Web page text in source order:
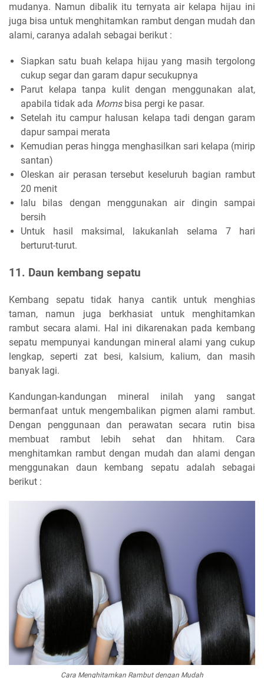
mudanya. Namun dibalik itu ternyata air kelapa hijau ini
juga bisa untuk menghitamkan rambut dengan mudah dan
alami, caranya adalah sebagai berikut :
Siapkan satu buah kelapa hijau yang masih tergolong
cukup segar dan garam dapur secukupnya
Parut kelapa tanpa kulit dengan menggunakan alat,
apabila tidak ada Momsbisa pergi ke pasar.
Setelah itu campur halusan kelapa tadi dengan garam
dapur sampai merata
Kemudian peras hingga menghasilkan sari kelapa (mirip
santan)
Oleskan air perasan tersebut keseluruh bagian rambut
20 menit
lalu bilas dengan menggunakan air dingin sampai
bersih
Untuk hasil maksimal, lakukanlah selama 7 hari
berturut-turut.
11. Daun kembang sepatu
Kembang sepatu tidak hanya cantik untuk menghias
taman, namun juga berkhasiat untuk menghitamkan
rambut secara alami. Hal ini dikarenakan pada kembang
sepatu mempunyai kandungan mineral alami yang cukup
lengkap, seperti zat besi, kalsium, kalium, dan masih
banyak lagi.
Kandungan-kandungan mineral inilah yang sangat
bermanfaat untuk mengembalikan pigmen alami rambut.
Dengan penggunaan dan perawatan secara rutin bisa
membuat rambut lebih sehat dan hhitam. Cara
menghitamkan rambut dengan mudah dan alami dengan
menggunakan daun kembang sepatu adalah sebagai
berikut :
Cara Menghitamkan Rambut dengan Mudah